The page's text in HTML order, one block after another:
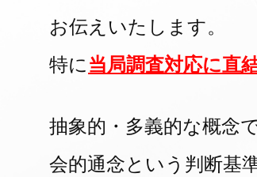
お伝えいたします。
特に 当局調査対応に直
抽象的・多義的な概念
会的通念という判断基